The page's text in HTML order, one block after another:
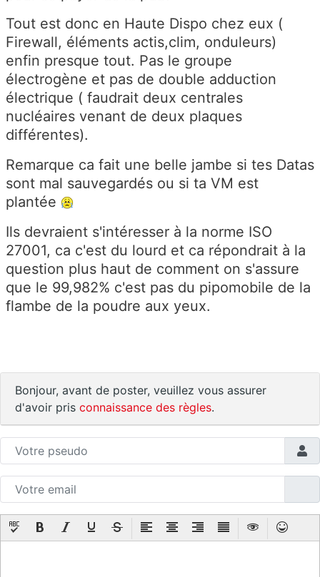
Tout est donc en Haute Dispo chez eux (
Firewall, éléments actis,clim, onduleurs)
enfin presque tout. Pas le groupe
électrogène et pas de double adduction
électrique ( faudrait deux centrales
nucléaires venant de deux plaques
différentes).
Remarque ca fait une belle jambe si tes Datas
sont mal sauvegardés ou si ta VM est
plantée
Ils devraient s'intéresser à la norme ISO
27001, ca c'est du lourd et ca répondrait à la
question plus haut de comment on s'assure
que le 99,982% c'est pas du pipomobile de la
flambe de la poudre aux yeux.
Bonjour, avant de poster, veuillez vous assurer
d'avoir pris connaissance des règles.